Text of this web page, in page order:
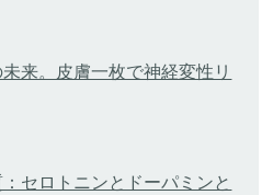
来。皮膚一枚で神経変性リ
セロトニンとドーパミンと